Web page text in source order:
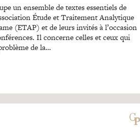
un ensemble de textes essentiels de
Étude et Traitement Analytique
(ETAP) et de leurs invités à l’occasion
Il concerne celles et ceux qui
de la…